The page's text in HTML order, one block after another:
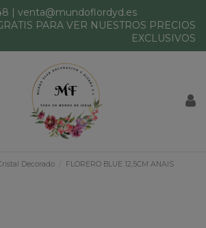
| venta@mundoflordyd.es
PARA VER NUESTROS PRECIOS
EXCLUSIVOS
Decorado FLORERO BLUE 12,5CM ANAIS